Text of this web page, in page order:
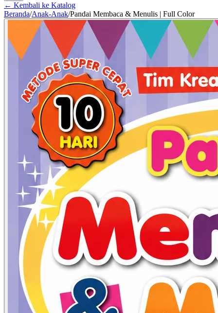
← Kembali ke Katalog
Beranda/Anak-Anak/Pandai Membaca & Menulis | Full Color